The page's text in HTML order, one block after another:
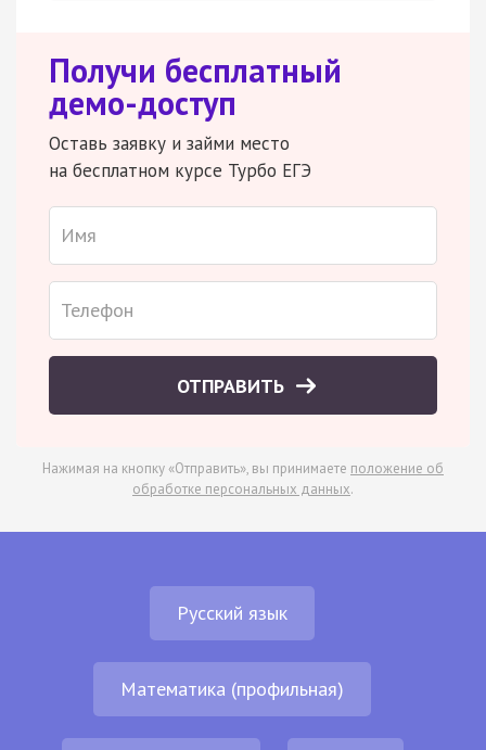
Получи бесплатный
демо-доступ
Оставь заявку и займи место
на бесплатном курсе Турбо ЕГЭ
ОТПРАВИТЬ
Нажимая на кнопку «Отправить», вы принимаете положение об
обработке персональных данных.
Русский язык
Математика (профильная)